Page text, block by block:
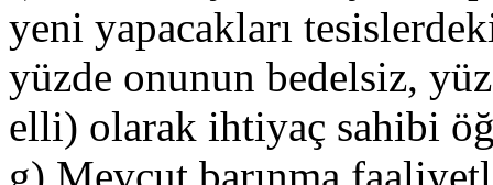
yeni yapacakları
yüzde onunun bedelsiz,
elli) olarak ihtiyaç sahibi